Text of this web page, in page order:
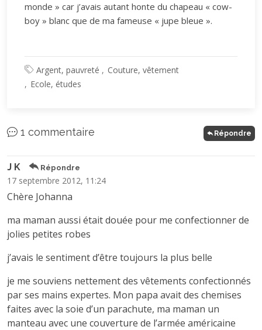
monde » car j’avais autant honte du chapeau « cow-
boy » blanc que de ma fameuse « jupe bleue ».
Argent, pauvreté
Couture, vêtement
Ecole, études
1 commentaire Répondre
J K Répondre
17 septembre 2012, 11:24
Chère Johanna
ma maman aussi était douée pour me confectionner de
jolies petites robes
j’avais le sentiment d’être toujours la plus belle
je me souviens nettement des vêtements confectionnés
par ses mains expertes. Mon papa avait des chemises
faites avec la soie d’un parachute, ma maman un
manteau avec une couverture de l’armée américaine